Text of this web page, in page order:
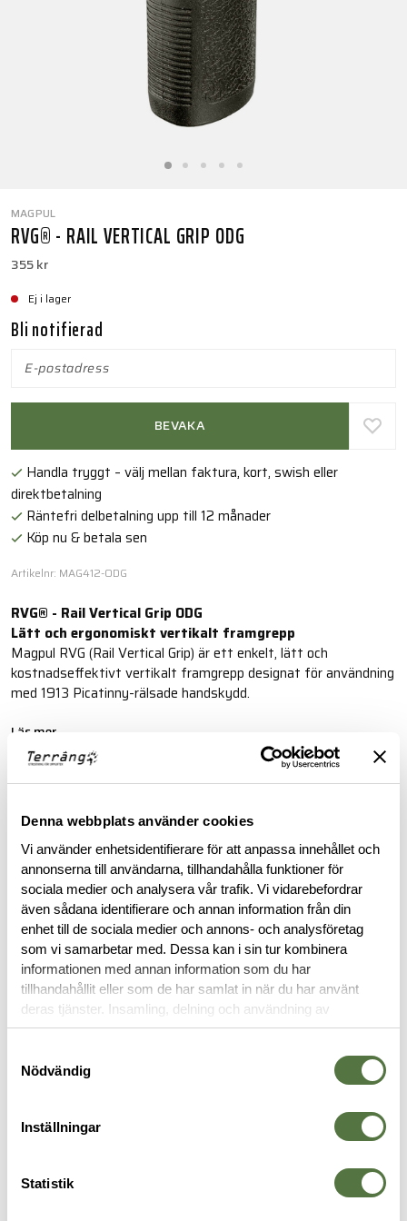
Denna webbplats använder cookies
Vi använder enhetsidentifierare för att anpassa innehållet och
annonserna till användarna, tillhandahålla funktioner för
sociala medier och analysera vår trafik. Vi vidarebefordrar
även sådana identifierare och annan information från din
enhet till de sociala medier och annons- och analysföretag
som vi samarbetar med. Dessa kan i sin tur kombinera
informationen med annan information som du har
tillhandahållit eller som de har samlat in när du har använt
deras tjänster. Insamling, delning och användning av
personuppgifter kan användas för personalisering av
Nödvändig
Inställningar
Statistik
MAGPUL
RVG® - RAIL VERTICAL GRIP ODG
355 kr
Ej i lager
Bli notifierad
BEVAKA
Handla tryggt – välj mellan faktura, kort, swish eller
direktbetalning
Räntefri delbetalning upp till 12 månader
Köp nu & betala sen
Artikelnr: MAG412-ODG
RVG® - Rail Vertical Grip ODG
Lätt och ergonomiskt vertikalt framgrepp
Magpul RVG (Rail Vertical Grip) är ett enkelt, lätt och
kostnadseffektivt vertikalt framgrepp designat för användning
med 1913 Picatinny-rälsade handskydd.
Läs mer
FINNS I FÖLJANDE FÄRGER
BESKRIVNING
RECENSIONER
VAPENGREPP